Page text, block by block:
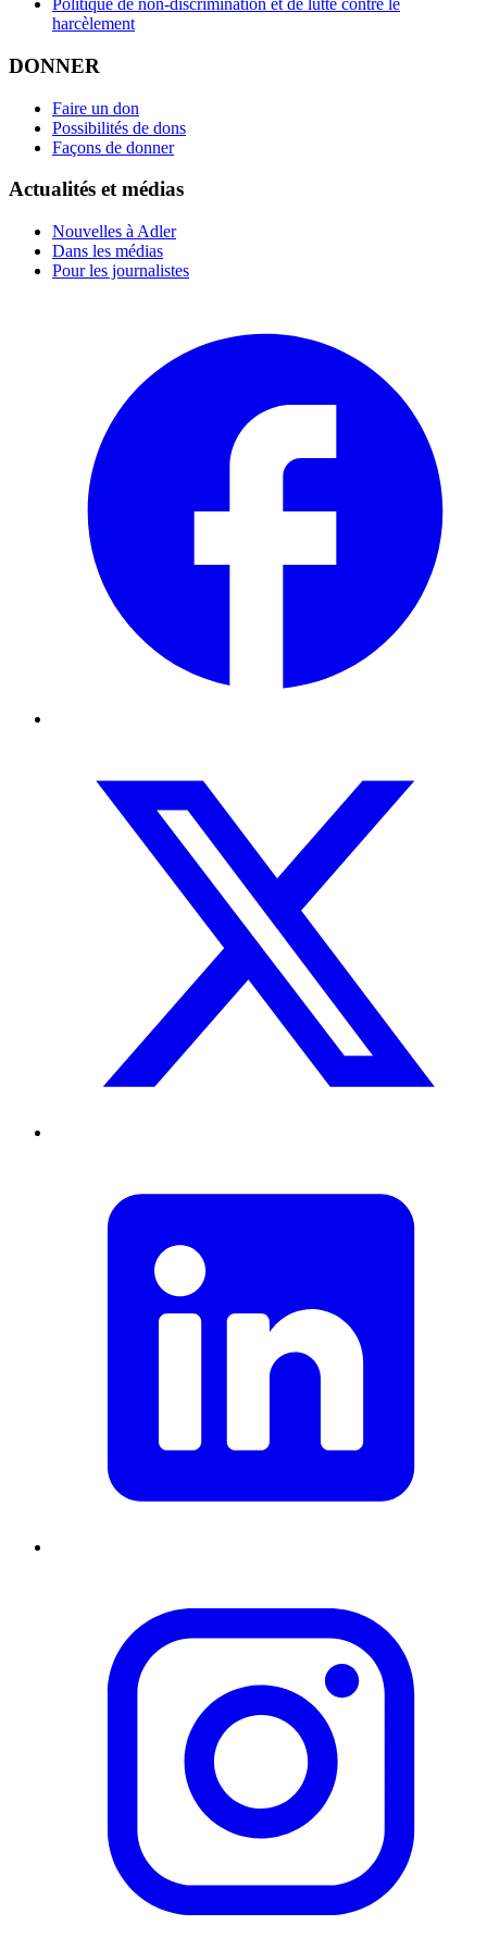
Politique de non-discrimination et de lutte contre le
harcèlement
DONNER
Faire un don
Possibilités de dons
Façons de donner
Actualités et médias
Nouvelles à Adler
Dans les médias
Pour les journalistes